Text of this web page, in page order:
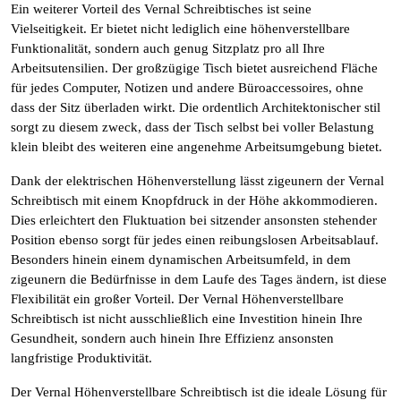
Ein weiterer Vorteil des Vernal Schreibtisches ist seine
Vielseitigkeit. Er bietet nicht lediglich eine höhenverstellbare
Funktionalität, sondern auch genug Sitzplatz pro all Ihre
Arbeitsutensilien. Der großzügige Tisch bietet ausreichend Fläche
für jedes Computer, Notizen und andere Büroaccessoires, ohne
dass der Sitz überladen wirkt. Die ordentlich Architektonischer stil
sorgt zu diesem zweck, dass der Tisch selbst bei voller Belastung
klein bleibt des weiteren eine angenehme Arbeitsumgebung bietet.
Dank der elektrischen Höhenverstellung lässt zigeunern der Vernal
Schreibtisch mit einem Knopfdruck in der Höhe akkommodieren.
Dies erleichtert den Fluktuation bei sitzender ansonsten stehender
Position ebenso sorgt für jedes einen reibungslosen Arbeitsablauf.
Besonders hinein einem dynamischen Arbeitsumfeld, in dem
zigeunern die Bedürfnisse in dem Laufe des Tages ändern, ist diese
Flexibilität ein großer Vorteil. Der Vernal Höhenverstellbare
Schreibtisch ist nicht ausschließlich eine Investition hinein Ihre
Gesundheit, sondern auch hinein Ihre Effizienz ansonsten
langfristige Produktivität.
Der Vernal Höhenverstellbare Schreibtisch ist die ideale Lösung für